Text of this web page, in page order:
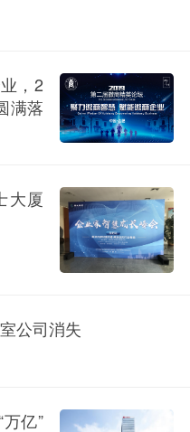
，2
满落
大厦
公司消失
亿”